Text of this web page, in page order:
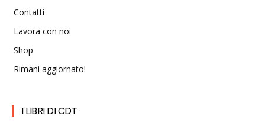
Contatti
Lavora con noi
Shop
Rimani aggiornato!
I LIBRI DI CDT